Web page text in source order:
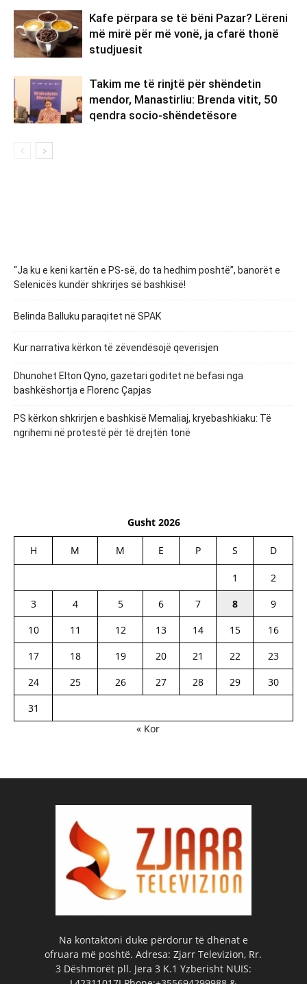
Kafe përpara se të bëni Pazar? Lëreni
më mirë për më vonë, ja cfarë thonë
studjuesit
Takim me të rinjtë për shëndetin
mendor, Manastirliu: Brenda vitit, 50
qendra socio-shëndetësore
“Ja ku e keni kartën e PS-së, do ta hedhim poshtë”, banorët e
Selenicës kundër shkrirjes së bashkisë!
Belinda Balluku paraqitet në SPAK
Kur narrativa kërkon të zëvendësojë qeverisjen
Dhunohet Elton Qyno, gazetari goditet në befasi nga
bashkëshortja e Florenc Çapjas
PS kërkon shkrirjen e bashkisë Memaliaj, kryebashkiaku: Të
ngrihemi në protestë për të drejtën tonë
Gusht 2026
H M M E P S D
1
2
3
4 5 6 7 8
9
10
11 12 13 14 15
16
17
18 19 20 21 22
23
24
25 26 27 28 29
30
31
« Kor
Na kontaktoni duke përdorur të dhënat e
ofruara më poshtë. Adresa: Zjarr Televizion, Rr.
3 Dëshmorët pll. Jera 3 K.1 Yzberisht NUIS: